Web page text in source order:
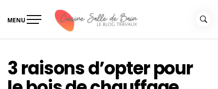
MENU
3 raisons d’opter pour